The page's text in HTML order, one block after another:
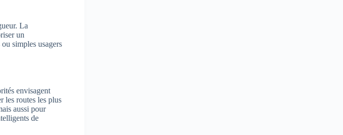
La
un
simples usagers
envisagent
les routes les plus
aussi pour
de